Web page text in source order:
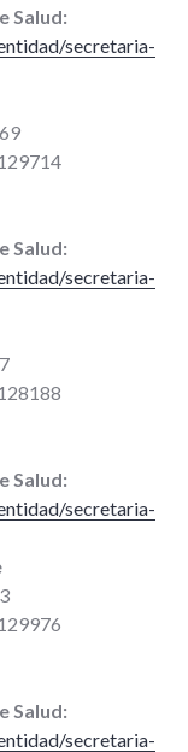
Salud:
secretaria-
Salud:
secretaria-
Salud:
secretaria-
Salud:
secretaria-